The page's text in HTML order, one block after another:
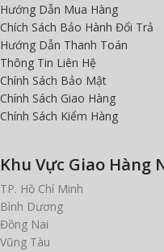
Hướng Dẫn Mua Hàng
Chích Sách Bảo Hành Đổi Trả
Hướng Dẫn Thanh Toán
Thông Tin Liên Hệ
Chính Sách Bảo Mật
Chính Sách Giao Hàng
Chính Sách Kiểm Hàng
Khu Vực Giao Hàng
TP. Hồ Chí Minh
Bình Dương
Đồng Nai
Vũng Tàu